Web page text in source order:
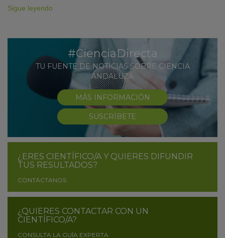
Sigue leyendo
#CienciaDirecta
TU FUENTE DE NOTICIAS SOBRE CIENCIA
ANDALUZA
MÁS INFORMACIÓN
SUSCRÍBETE
¿ERES CIENTÍFICO/A Y QUIERES DIFUNDIR
TUS RESULTADOS?
CONTÁCTANOS
¿QUIERES CONTACTAR CON UN
CIENTÍFICO/A?
CONSULTA LA GUÍA EXPERTA